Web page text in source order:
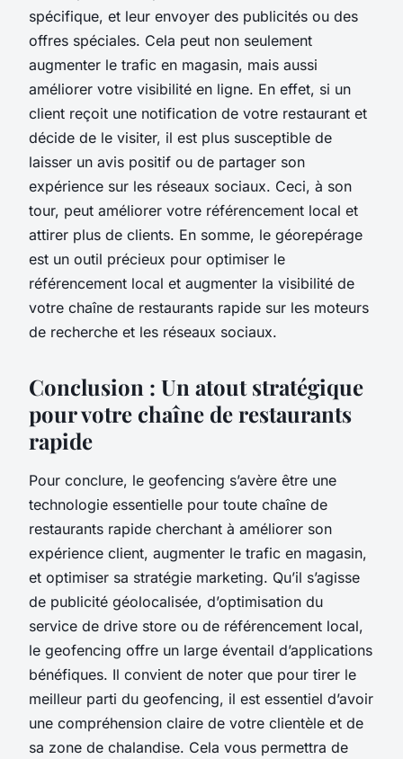
spécifique, et leur envoyer des publicités ou des
offres spéciales. Cela peut non seulement
augmenter le trafic en magasin, mais aussi
améliorer votre visibilité en ligne. En effet, si un
client reçoit une notification de votre restaurant et
décide de le visiter, il est plus susceptible de
laisser un avis positif ou de partager son
expérience sur les réseaux sociaux. Ceci, à son
tour, peut améliorer votre référencement local et
attirer plus de clients. En somme, le géorepérage
est un outil précieux pour optimiser le
référencement local et augmenter la visibilité de
votre chaîne de restaurants rapide sur les moteurs
de recherche et les réseaux sociaux.
Conclusion : Un atout stratégique
pour votre chaîne de restaurants
rapide
Pour conclure, le geofencing s’avère être une
technologie essentielle pour toute chaîne de
restaurants rapide cherchant à améliorer son
expérience client, augmenter le trafic en magasin,
et optimiser sa stratégie marketing. Qu’il s’agisse
de publicité géolocalisée, d’optimisation du
service de drive store ou de référencement local,
le geofencing offre un large éventail d’applications
bénéfiques. Il convient de noter que pour tirer le
meilleur parti du geofencing, il est essentiel d’avoir
une compréhension claire de votre clientèle et de
sa zone de chalandise. Cela vous permettra de